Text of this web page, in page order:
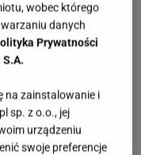
wobec którego
danych
Prywatności
na zainstalowanie i
sp. z o.o., jej
urządzeniu
swoje preferencje